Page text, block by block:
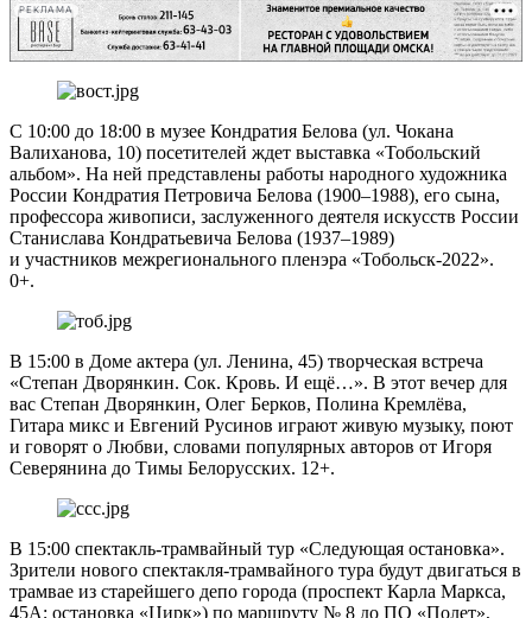
РЕКЛАМА
С 10:00 до 18:00 в музее Кондратия Белова (ул. Чокана
Валиханова, 10) посетителей ждет выставка «Тобольский
альбом». На ней представлены работы народного художника
России Кондратия Петровича Белова (1900–1988), его сына,
профессора живописи, заслуженного деятеля искусств России
Станислава Кондратьевича Белова (1937–1989)
и участников межрегионального пленэра «Тобольск-2022».
0+.
В 15:00 в Доме актера (ул. Ленина, 45) творческая встреча
«Степан Дворянкин. Сок. Кровь. И ещё…». В этот вечер для
вас Степан Дворянкин, Олег Берков, Полина Кремлёва,
Гитара микс и Евгений Русинов играют живую музыку, поют
и говорят о Любви, словами популярных авторов от Игоря
Северянина до Тимы Белорусских. 12+.
В 15:00 спектакль-трамвайный тур «Следующая остановка».
Зрители нового спектакля-трамвайного тура будут двигаться в
трамвае из старейшего депо города (проспект Карла Маркса,
45А; остановка «Цирк») по маршруту № 8 до ПО «Полет»,